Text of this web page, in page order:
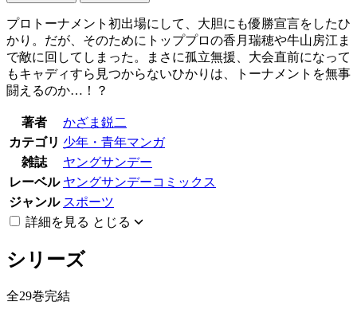
プロトーナメント初出場にして、大胆にも優勝宣言をしたひ
かり。だが、そのためにトッププロの香月瑞穂や牛山房江ま
で敵に回してしまった。まさに孤立無援、大会直前になって
もキャディすら見つからないひかりは、トーナメントを無事
闘えるのか…！？
著者
かざま鋭二
カテゴリ 少年・青年マンガ
雑誌
ヤングサンデー
レーベル ヤングサンデーコミックス
ジャンル スポーツ
詳細を見る とじる
シリーズ
全29巻完結